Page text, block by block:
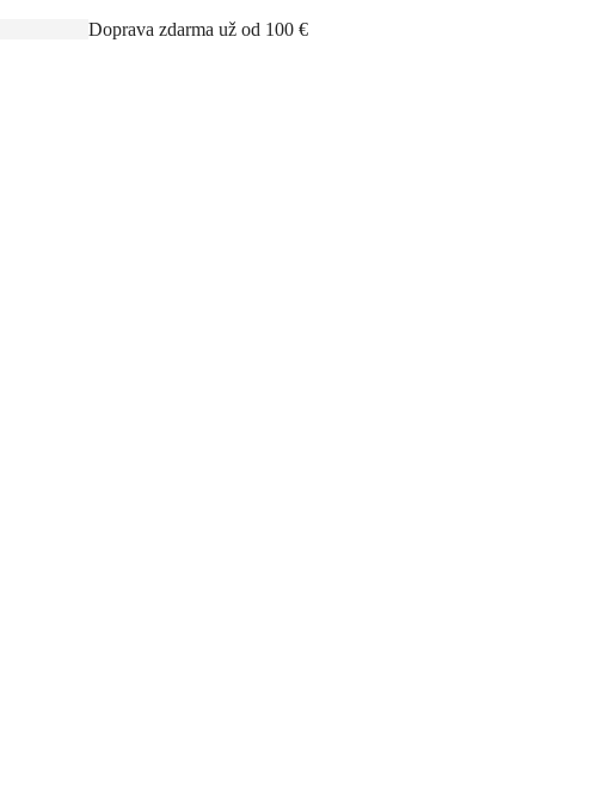
Doprava zdarma už od 100 €